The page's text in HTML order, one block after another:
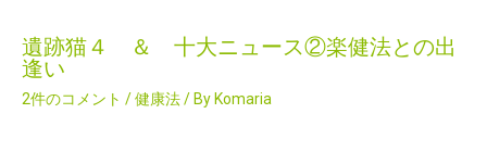
遺跡猫４ ＆ 十大ニュース②楽健法との出
逢い
2件のコメント /健康法/ ByKomaria